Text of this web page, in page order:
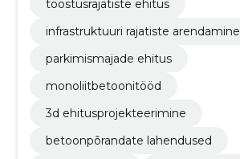
tööstusrajatiste ehitus
infrastruktuuri rajatiste arendamine
parkimismajade ehitus
monoliitbetoonitööd
3d ehitusprojekteerimine
betoonpõrandate lahendused